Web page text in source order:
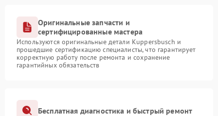
Оригинальные запчасти и
сертифицированные мастера
Используются оригинальные детали Kuppersbusch и
прошедшие сертификацию специалисты, что гарантирует
корректную работу после ремонта и сохранение
гарантийных обязательств
Бесплатная диагностика и быстрый ремонт